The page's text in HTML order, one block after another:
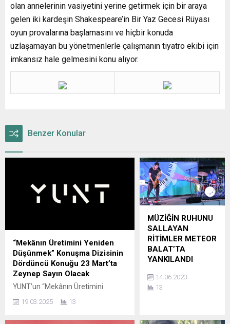
olan annelerinin vasiyetini yerine getirmek için bir araya
gelen iki kardeşin Shakespeare’in Bir Yaz Gecesi Rüyası
oyun provalarına başlamasını ve hiçbir konuda
uzlaşamayan bu yönetmenlerle çalışmanın tiyatro ekibi için
imkansız hale gelmesini konu alıyor.
Benzer Konular
“Mekânın Üretimini Yeniden
Düşünmek” Konuşma Dizisinin
Dördüncü Konuğu 23 Mart’ta
Zeynep Sayın Olacak
YUNT’un “Mekânın Üretimini
Yeniden Düşünmek” başlıklı
konuşma dizisi, Zeynep Sayın ile
19.03.2025 13
MÜZİĞİN RUHUNU
SALLAYAN
RİTİMLER METEOR
BALAT’TA
YANKILANDI
tarafından
düzenlenen 8. Nilüfer
14.06.2023
13